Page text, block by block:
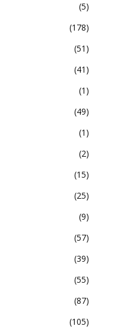
5
178
51
41
1
49
1
2
15
25
9
57
39
55
87
105